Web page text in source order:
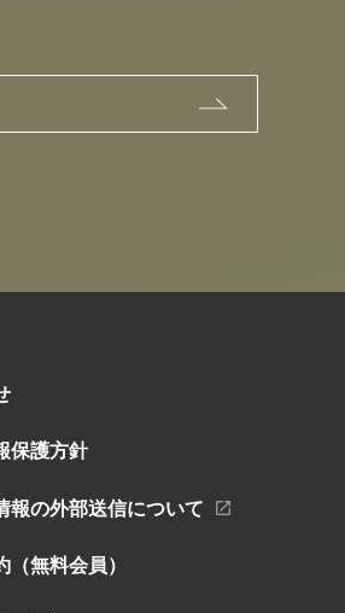
保護方針
報の外部送信について
（無料会員）